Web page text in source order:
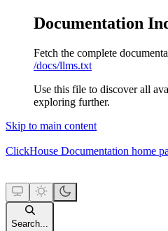
Documentation
Fetch the complete
/docs/llms.txt
Use this file to discover all
exploring further.
Skip to main content
ClickHouse Documentation home
Search...